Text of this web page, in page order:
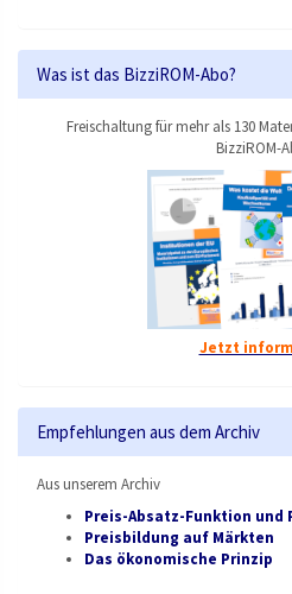
Was ist das BizziROM-Abo?
Freischaltung für mehr als 130
BizziROM-
Jetzt
Empfehlungen aus dem Archiv
Aus unserem Archiv
Preis-Absatz-Funktion
Preisbildung auf Märkten
Das ökonomische Prinzip